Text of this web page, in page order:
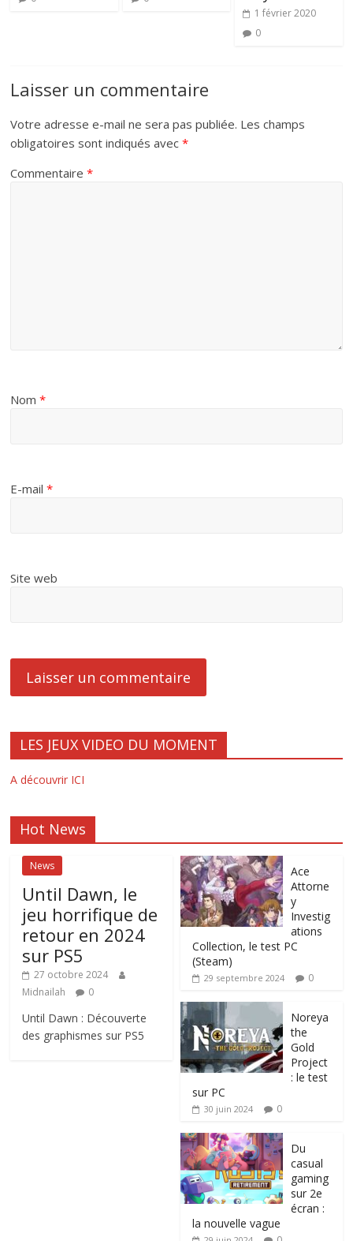
1 février 2020
0
Laisser un commentaire
Votre adresse e-mail ne sera pas publiée. Les champs
obligatoires sont indiqués avec*
Commentaire*
Nom*
E-mail*
Site web
LES JEUX VIDEO DU MOMENT
A découvrir ICI
Hot News
News
Until Dawn, le
jeu horrifique de
retour en 2024
sur PS5
27 octobre 2024
Midnailah
0
Until Dawn : Découverte
des graphismes sur PS5
Ace
Attorne
y
Investig
ations
Collection, le test PC
(Steam)
29 septembre 2024 0
Noreya
the
Gold
Project
: le test
sur PC
30 juin 2024 0
Du
casual
gaming
sur 2e
écran :
la nouvelle vague